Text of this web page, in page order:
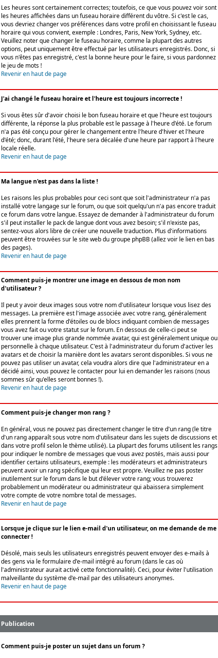
Les heures sont certainement correctes; toutefois, ce que vous pouvez voir sont
les heures affichées dans un fuseau horaire différent du vôtre. Si c'est le cas,
vous devriez changer vos préférences dans votre profil en choisissant le fuseau
horaire qui vous convient, exemple : Londres, Paris, New York, Sydney, etc.
Veuillez noter que changer le fuseau horaire, comme la plupart des autres
options, peut uniquement être effectué par les utilisateurs enregistrés. Donc, si
vous n'êtes pas enregistré, c'est la bonne heure pour le faire, si vous pardonnez
le jeu de mots !
Revenir en haut de page
J'ai changé le fuseau horaire et l'heure est toujours incorrecte !
Si vous êtes sûr d'avoir choisi le bon fuseau horaire et que l'heure est toujours
différente, la réponse la plus probable est le passage à l'heure d'été. Le forum
n'a pas été conçu pour gérer le changement entre l'heure d'hiver et l'heure
d'été; donc, durant l'été, l'heure sera décalée d'une heure par rapport à l'heure
locale réelle.
Revenir en haut de page
Ma langue n'est pas dans la liste !
Les raisons les plus probables pour ceci sont que soit l'administrateur n'a pas
installé votre langage sur le forum, ou que soit quelqu'un n'a pas encore traduit
ce forum dans votre langue. Essayez de demander à l'administrateur du forum
s'il peut installer le pack de langue dont vous avez besoin; s'il n'existe pas,
sentez-vous alors libre de créer une nouvelle traduction. Plus d'informations
peuvent être trouvées sur le site web du groupe phpBB (allez voir le lien en bas
des pages).
Revenir en haut de page
Comment puis-je montrer une image en dessous de mon nom
d'utilisateur ?
Il peut y avoir deux images sous votre nom d'utilisateur lorsque vous lisez des
messages. La première est l'image associée avec votre rang, généralement
elles prennent la forme d'étoiles ou de blocs indiquant combien de messages
vous avez fait ou votre statut sur le forum. En dessous de celle-ci peut se
trouver une image plus grande nommée avatar, qui est généralement unique ou
personnelle à chaque utilisateur. C'est à l'administrateur du forum d'activer les
avatars et de choisir la manière dont les avatars seront disponibles. Si vous ne
pouvez pas utiliser un avatar, cela voudra alors dire que l'administrateur en a
décidé ainsi, vous pouvez le contacter pour lui en demander les raisons (nous
sommes sûr qu'elles seront bonnes !).
Revenir en haut de page
Comment puis-je changer mon rang ?
En général, vous ne pouvez pas directement changer le titre d'un rang (le titre
d'un rang apparaît sous votre nom d'utilisateur dans les sujets de discussions et
dans votre profil selon le thème utilisé). La plupart des forums utilisent les rangs
pour indiquer le nombre de messages que vous avez postés, mais aussi pour
identifier certains utilisateurs, exemple : les modérateurs et administrateurs
peuvent avoir un rang spécifique qui leur est propre. Veuillez ne pas poster
inutilement sur le forum dans le but d'élever votre rang; vous trouverez
probablement un modérateur ou administrateur qui abaissera simplement
votre compte de votre nombre total de messages.
Revenir en haut de page
Lorsque je clique sur le lien e-mail d'un utilisateur, on me demande de me
connecter !
Désolé, mais seuls les utilisateurs enregistrés peuvent envoyer des e-mails à
des gens via le formulaire d'e-mail intégré au forum (dans le cas où
l'administrateur aurait activé cette fonctionnalité). Ceci, pour éviter l'utilisation
malveillante du système d'e-mail par des utilisateurs anonymes.
Revenir en haut de page
Publication
Comment puis-je poster un sujet dans un forum ?